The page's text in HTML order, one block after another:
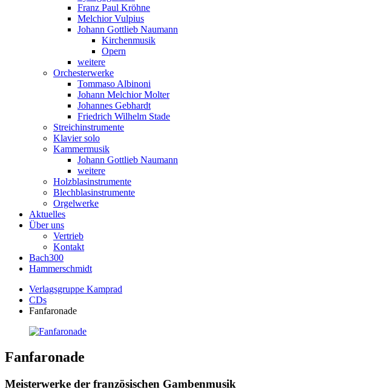
Franz Paul Kröhne
Melchior Vulpius
Johann Gottlieb Naumann
Kirchenmusik
Opern
weitere
Orchesterwerke
Tommaso Albinoni
Johann Melchior Molter
Johannes Gebhardt
Friedrich Wilhelm Stade
Streichinstrumente
Klavier solo
Kammermusik
Johann Gottlieb Naumann
weitere
Holzblasinstrumente
Blechblasinstrumente
Orgelwerke
Aktuelles
Über uns
Vertrieb
Kontakt
Bach300
Hammerschmidt
Verlagsgruppe Kamprad
CDs
Fanfaronade
Fanfaronade
Meisterwerke der französischen Gambenmusik